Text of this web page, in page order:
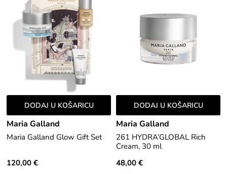
DODAJ U KOŠARICU
Maria Galland
Maria Galland Glow Gift Set
120,00 €
DODAJ U KOŠARICU
Maria Galland
261 HYDRA’GLOBAL Rich
Cream, 30 ml
48,00 €